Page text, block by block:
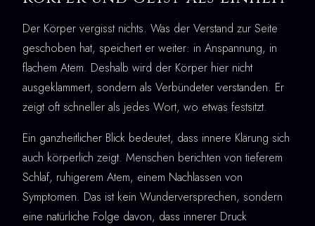
Der Körper vergisst nichts. Was der Verstand zur Seite
geschoben hat, speichert er weiter: in Anspannung, in
flachem Atem. Deshalb wird der Körper hier nicht
ausgeklammert, sondern als Verbündeter verstanden. Er
zeigt oft schneller als jedes Wort, wo etwas festsitzt.
Ein ganzheitlicher Blick bedeutet, dass innere Klärung sich
auch körperlich zeigt. Menschen berichten von tieferem
Schlaf, ruhigerem Atem, einem Nachlassen von
Symptomen. Das ist kein Wunderversprechen, sondern
eine natürliche Folge davon, dass innerer Druck